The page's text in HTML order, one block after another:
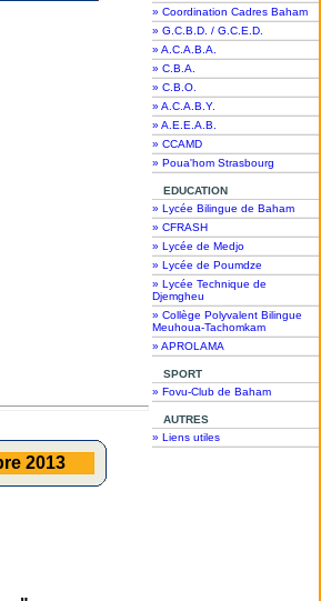
» Coordination Cadres Baham
» G.C.B.D. / G.C.E.D.
» A.C.A.B.A.
» C.B.A.
» C.B.O.
» A.C.A.B.Y.
» A.E.E.A.B.
» CCAMD
» Poua'hom Strasbourg
EDUCATION
» Lycée Bilingue de Baham
» CFRASH
» Lycée de Medjo
» Lycée de Poumdze
» Lycée Technique de
Djemgheu
» Collège Polyvalent Bilingue
Meuhoua-Tachomkam
» APROLAMA
SPORT
» Fovu-Club de Baham
AUTRES
» Liens utiles
2013